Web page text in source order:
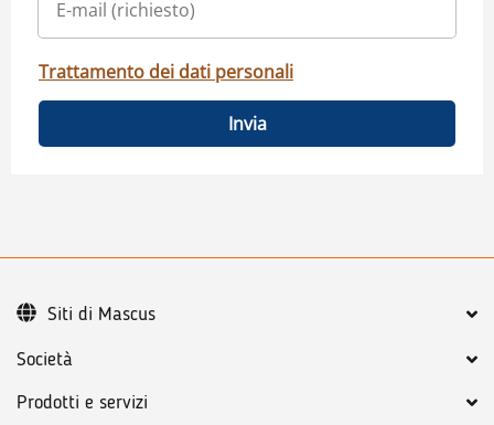
Trattamento dei dati personali
Invia
Società
Prodotti e servizi
Siti di Mascus